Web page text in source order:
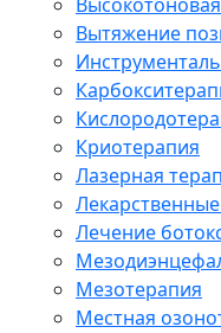
Вытяжение
Криотерапия
Лазерная
Лечение
Мезотерапия
Местная